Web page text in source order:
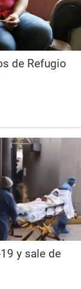
de Refugio
y sale de